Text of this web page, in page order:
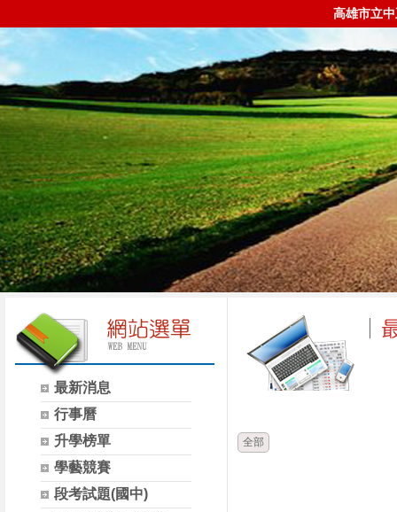
高雄市立
最新消息
行事曆
升學榜單
學藝競賽
段考試題(國中)
全部